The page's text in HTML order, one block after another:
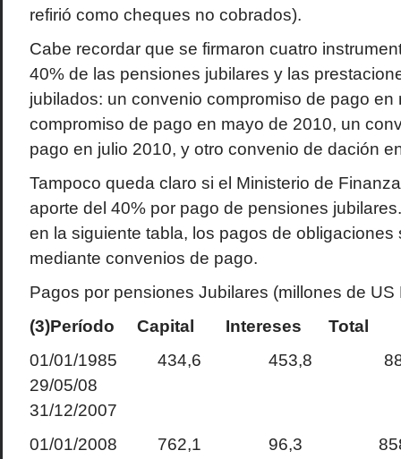
refirió como cheques no cobrados).
Cabe recordar que se firmaron cuatro
40% de las pensiones jubilares y las
jubilados: un convenio compromiso de pago en
compromiso de pago en mayo de 2010, un
pago en julio 2010, y otro convenio de dación
Tampoco queda claro si el Ministerio de
aporte del 40% por pago de pensiones
en la siguiente tabla, los pagos de obligaciones
mediante convenios de pago.
Pagos por pensiones Jubilares (millones de US
(3)Período
Capital Intereses
Total
01/01/1985 434,6 453,8
29/05/08
31/12/2007
01/01/2008 762,1 96,3